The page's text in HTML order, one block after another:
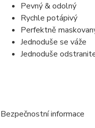
Pevný & odolný
Rychle potápivý
Perfektně
Jednoduše se váže
Jednoduše
Bezpečnostní informace